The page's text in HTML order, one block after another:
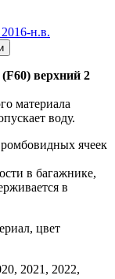
н.в.
верхний 2
материала
воду.
ячеек
в багажнике,
в
цвет
2021, 2022,